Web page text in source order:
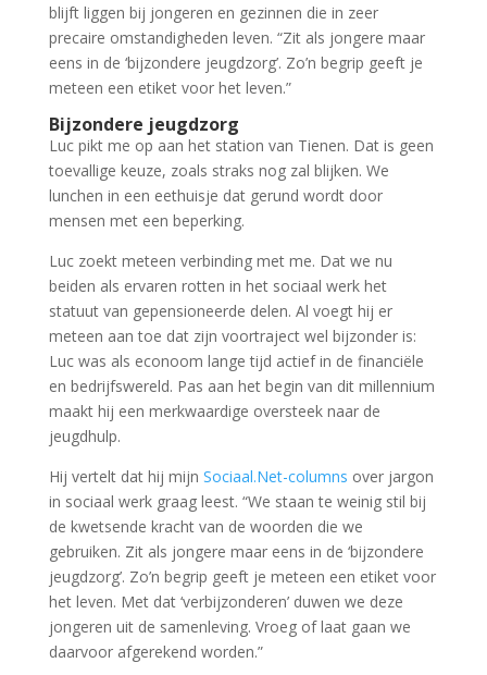
blijft liggen bij jongeren en gezinnen die in zeer
precaire omstandigheden leven. “Zit als jongere maar
eens in de ‘bijzondere jeugdzorg’. Zo’n begrip geeft je
meteen een etiket voor het leven.”
Bijzondere jeugdzorg
Luc pikt me op aan het station van Tienen. Dat is geen
toevallige keuze, zoals straks nog zal blijken. We
lunchen in een eethuisje dat gerund wordt door
mensen met een beperking.
Luc zoekt meteen verbinding met me. Dat we nu
beiden als ervaren rotten in het sociaal werk het
statuut van gepensioneerde delen. Al voegt hij er
meteen aan toe dat zijn voortraject wel bijzonder is:
Luc was als econoom lange tijd actief in de financiële
en bedrijfswereld. Pas aan het begin van dit millennium
maakt hij een merkwaardige oversteek naar de
jeugdhulp.
Hij vertelt dat hij mijn Sociaal.Net-columns over jargon
in sociaal werk graag leest. “We staan te weinig stil bij
de kwetsende kracht van de woorden die we
gebruiken. Zit als jongere maar eens in de ‘bijzondere
jeugdzorg’. Zo’n begrip geeft je meteen een etiket voor
het leven. Met dat ‘verbijzonderen’ duwen we deze
jongeren uit de samenleving. Vroeg of laat gaan we
daarvoor afgerekend worden.”